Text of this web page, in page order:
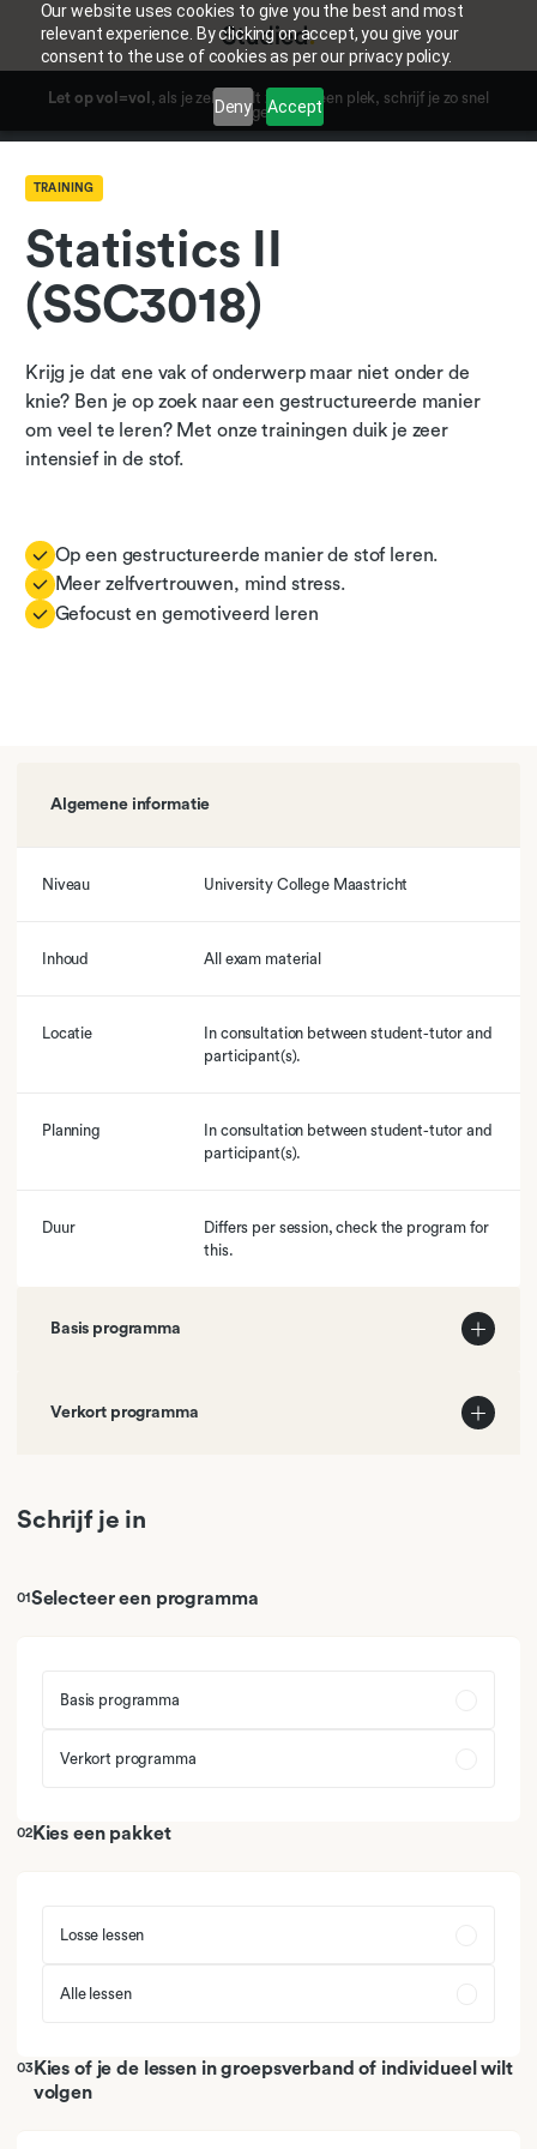
Our website uses cookies to give you the best and most
relevant experience. By clicking on accept, you give your
consent to the use of cookies as per our privacy policy.
Deny Accept
Let op vol=vol , als je zeker wilt zijn van een plek, schrijf je zo snel
mogelijk in.
TRAINING
Statistics II
(SSC3018)
Krijg je dat ene vak of onderwerp maar niet onder de
knie? Ben je op zoek naar een gestructureerde manier
om veel te leren? Met onze trainingen duik je zeer
intensief in de stof.
Op een gestructureerde manier de stof leren.
Meer zelfvertrouwen, mind stress.
Gefocust en gemotiveerd leren
Algemene informatie
Niveau University College Maastricht
Inhoud All exam material
Locatie
In consultation between student-tutor and
participant(s).
Planning
In consultation between student-tutor and
participant(s).
Duur
Differs per session, check the program for
this.
Basis programma
01Review hypothesis testing
03ANOVA [analysis of variance]
04 Multivariate ANOVA
08Exam
Verkort programma
Linear Regression
Schrijf je in
01Selecteer een programma
Basis programma
Verkort programma
02Kies een pakket
Losse lessen
Alle lessen
03Kies of je de lessen in groepsverband of individueel wilt
volgen